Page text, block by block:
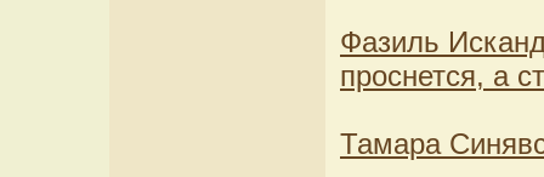
Фазиль
проснется, а
Тамара